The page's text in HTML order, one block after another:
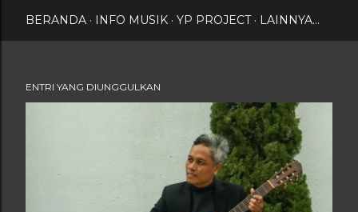
BERANDA INFO MUSIK YP PROJECT LAINNYA…
ENTRI YANG DIUNGGULKAN